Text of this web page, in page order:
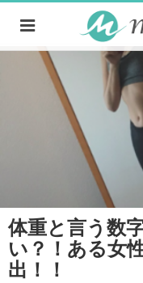
体重と言う数
い？！ある女
出！！